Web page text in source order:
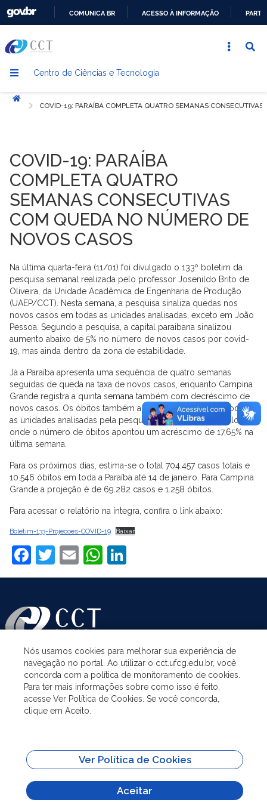
CONTEÚDO
COMUNICA BR ACESSO À INFORMAÇÃO
Centro de Ciências e Tecnologia
Início
COVID-19: PARAÍBA COMPLETA QUATRO SEMANAS
COVID-19: PARAÍBA
COMPLETA QUATRO
SEMANAS CONSECUTIVAS
COM QUEDA NO NÚMERO DE
NOVOS CASOS
Na última quarta-feira (11/01) foi divulgado o 133º boletim da
pesquisa semanal realizada pelo professor Josenildo Brito de
Oliveira, da Unidade Acadêmica de Engenharia de Produção
(UAEP/CCT). Nesta semana, a pesquisa sinaliza quedas nos
novos casos em todas as unidades analisadas, exceto em João
Pessoa. Segundo a pesquisa, a capital paraibana sinalizou
aumento abaixo de 5% no número de novos casos por covid-
19, mas ainda dentro da zona de estabilidade.
Já a Paraíba apresenta uma sequência de quatro semanas
seguidas de queda na taxa de novos casos, enquanto Campina
Grande registra a quinta semana também com decréscimo de
novos casos. Os óbitos também apresentam queda em todas
as unidades analisadas pela pesquisa, exceto em São Paulo,
onde o número de óbitos apontou um acréscimo de 17,65% na
última semana.
Para os próximos dias, estima-se o total 704.457 casos totais e
10.546 óbitos em toda a Paraíba até 14 de janeiro. Para Campina
Grande a projeção é de 69.282 casos e 1.258 óbitos.
Para acessar o relatório na íntegra, confira o link abaixo:
Boletim-133-Projecoes-COVID-19 Baixar
Facebook
Twitter
EmailWhatsApp
ASSUNTOS
ACESSO À INFORMAÇÃO
SITES IMPORTANTES
Nós usamos cookies para melhorar sua experiência de
navegação no portal. Ao utilizar o cct.ufcg.edu.br, você
concorda com a política de monitoramento de cookies.
Para ter mais informações sobre como isso é feito,
acesse Ver Política de Cookies. Se você concorda,
clique em Aceito.
Ver Política de Cookies
Aceitar